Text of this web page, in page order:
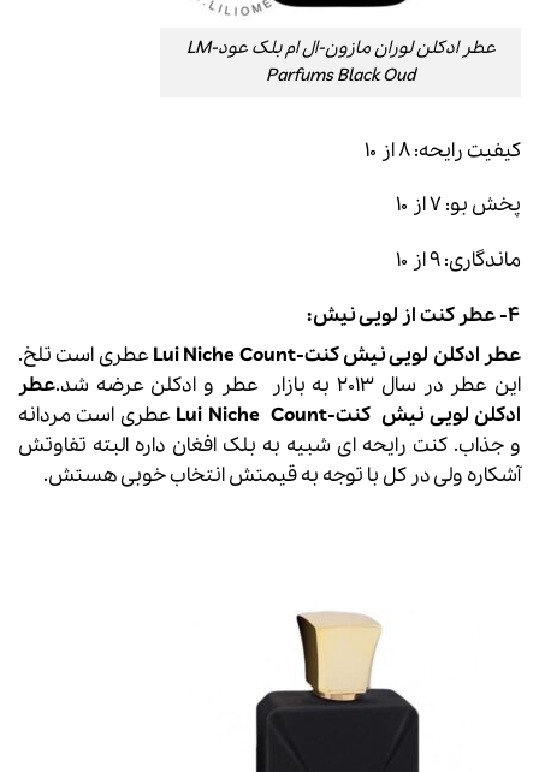
عطر ادکلن لوران مازون-ال ام بلک عود-LM
Parfums Black Oud
کیفیت رایحه: ۸ از ۱۰
پخش بو: ۷ از ۱۰
ماندگاری: ۹ از ۱۰
۴- عطر کنتاز لویی نیش:
عطر ادکلن لویی نیش کنت-Lui Niche Count
عطری است تلخ.
این عطر در سال 2013 به بازار عطر و ادکلن عرضه شد.
عطر
ادکلن لویی نیش کنت-Lui Niche Count
عطری است مردانه
و جذاب. کنت رایحه ای شبیه به بلک افغان داره البته تفاوتش
آشکاره ولی در کل با توجه به قیمتش انتخاب خوبی هستش.